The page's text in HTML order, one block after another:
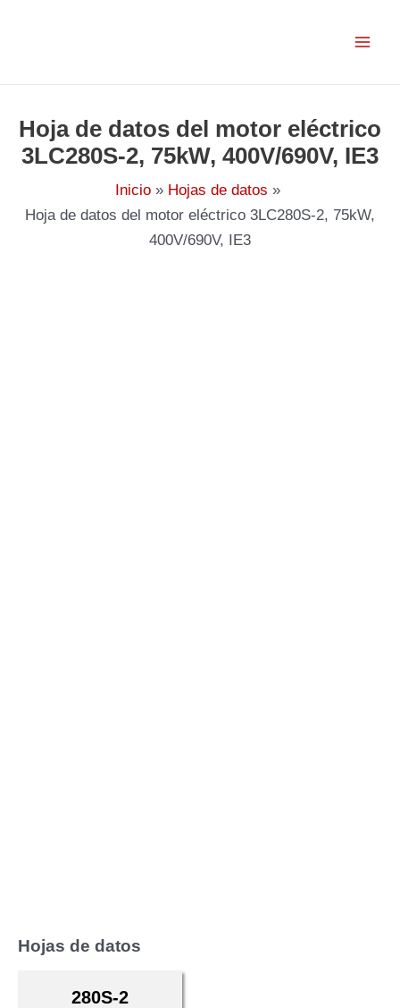
Hoja de datos del motor eléctrico
3LC280S-2, 75kW, 400V/690V, IE3
Inicio
Hojas de datos
Hoja de datos del motor eléctrico 3LC280S-2, 75kW,
400V/690V, IE3
Hojas de datos
280S-2